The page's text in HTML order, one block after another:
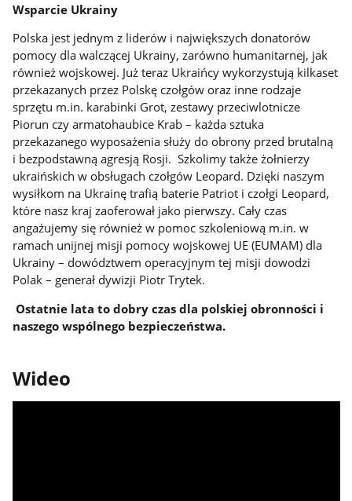
Wsparcie Ukrainy
Polska jest jednym z liderów i największych donatorów
pomocy dla walczącej Ukrainy, zarówno humanitarnej, jak
również wojskowej. Już teraz Ukraińcy wykorzystują kilkaset
przekazanych przez Polskę czołgów oraz inne rodzaje
sprzętu m.in. karabinki Grot, zestawy przeciwlotnicze
Piorun czy armatohaubice Krab – każda sztuka
przekazanego wyposażenia służy do obrony przed brutalną
i bezpodstawną agresją Rosji. Szkolimy także żołnierzy
ukraińskich w obsługach czołgów Leopard. Dzięki naszym
wysiłkom na Ukrainę trafią baterie Patriot i czołgi Leopard,
które nasz kraj zaoferował jako pierwszy. Cały czas
angażujemy się również w pomoc szkoleniową m.in. w
ramach unijnej misji pomocy wojskowej UE (EUMAM) dla
Ukrainy – dowództwem operacyjnym tej misji dowodzi
Polak – generał dywizji Piotr Trytek.
Ostatnie lata to dobry czas dla polskiej obronności i
naszego wspólnego bezpieczeństwa.
Wideo